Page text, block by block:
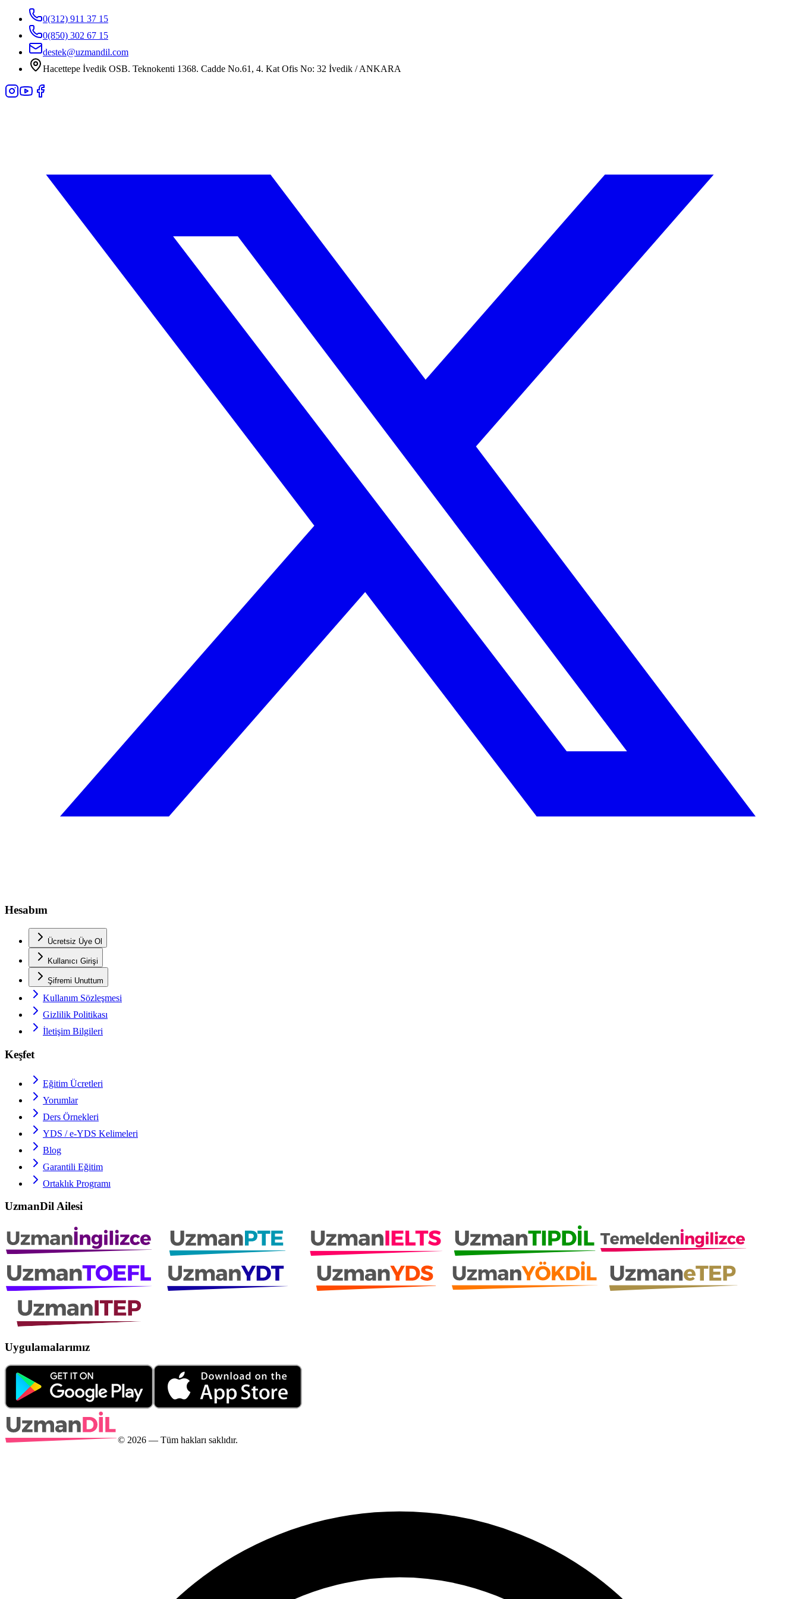
0(312) 911 37 15
0(850) 302 67 15
destek@uzmandil.com
Hacettepe İvedik OSB. Teknokenti 1368. Cadde No.61, 4. Kat Ofis No: 32 İvedik / ANKARA
Hesabım
Ücretsiz Üye Ol
Kullanıcı Girişi
Şifremi Unuttum
Kullanım Sözleşmesi
Gizlilik Politikası
İletişim Bilgileri
Keşfet
Eğitim Ücretleri
Yorumlar
Ders Örnekleri
YDS / e-YDS Kelimeleri
Blog
Garantili Eğitim
Ortaklık Programı
UzmanDil Ailesi
Uygulamalarımız
© 2026 — Tüm hakları saklıdır.